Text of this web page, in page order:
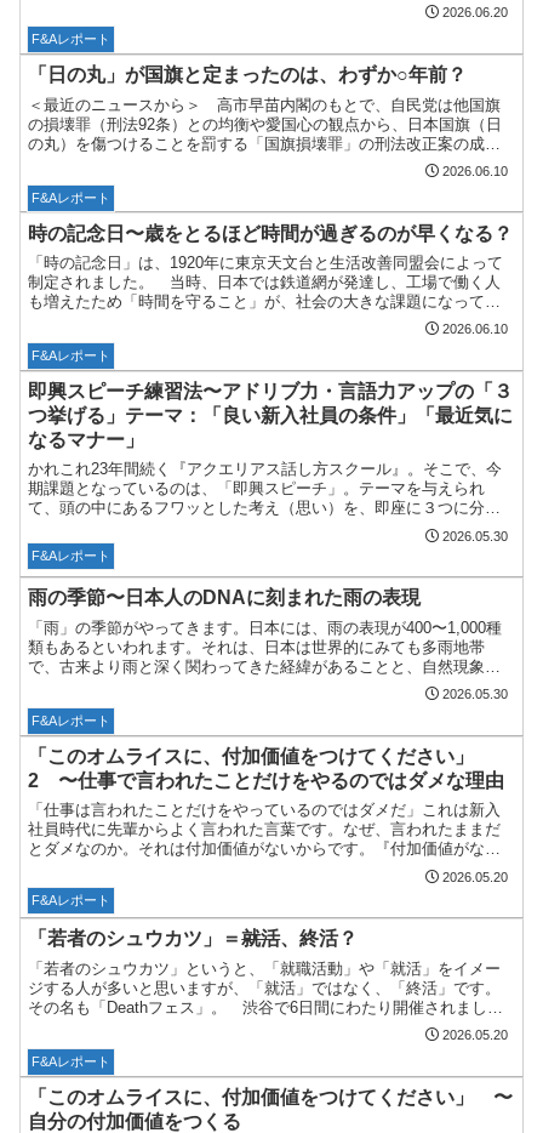
ごしのはらえ)」が行われ、心身の穢れを清め、夏に向かう...2026.06.20
F&Aレポート
「日の丸」が国旗と定まったのは、わずか○年前？
＜最近のニュースから＞ 高市早苗内閣のもとで、自民党は他国旗
の損壊罪（刑法92条）との均衡や愛国心の観点から、日本国旗（日
の丸）を傷つけることを罰する「国旗損壊罪」の刑法改正案の成立
を目指しています。「国旗損壊罪」とは、日本国旗（日の丸）を...
2026.06.10
F&Aレポート
時の記念日〜歳をとるほど時間が過ぎるのが早くなる？
「時の記念日」は、1920年に東京天文台と生活改善同盟会によって
制定されました。 当時、日本では鉄道網が発達し、工場で働く人
も増えたため「時間を守ること」が、社会の大きな課題になってい
ました。 そこで、「時間を大切にしましょう」という啓発の...
2026.06.10
F&Aレポート
即興スピーチ練習法〜アドリブ力・言語力アップの「３
つ挙げる」テーマ：「良い新入社員の条件」「最近気に
なるマナー」
かれこれ23年間続く『アクエリアス話し方スクール』。そこで、今
期課題となっているのは、「即興スピーチ」。テーマを与えられ
て、頭の中にあるフワッとした考え（思い）を、即座に３つに分類
して言語化するというゲーム感覚のトレーニングが、意外に難し
く...
2026.05.30
F&Aレポート
雨の季節〜日本人のDNAに刻まれた雨の表現
「雨」の季節がやってきます。日本には、雨の表現が400〜1,000種
類もあるといわれます。それは、日本は世界的にみても多雨地帯
で、古来より雨と深く関わってきた経緯があることと、自然現象を
観察し、情緒として味わう日本独自の文化があることが理由...2026.05.30
F&Aレポート
「このオムライスに、付加価値をつけてください」
2 〜仕事で言われたことだけをやるのではダメな理由
「仕事は言われたことだけをやっているのではダメだ」これは新入
社員時代に先輩からよく言われた言葉です。なぜ、言われたままだ
とダメなのか。それは付加価値がないからです。『付加価値がない
仕事は、ただの作業になってしまいます』。（「このオムライス
に...
2026.05.20
F&Aレポート
「若者のシュウカツ」＝就活、終活？
「若者のシュウカツ」というと、「就職活動」や「就活」をイメー
ジする人が多いと思いますが、「就活」ではなく、「終活」です。
その名も「Deathフェス」。 渋谷で6日間にわたり開催されました
2026.05.20
F&Aレポート
「このオムライスに、付加価値をつけてください」 〜
自分の付加価値をつくる